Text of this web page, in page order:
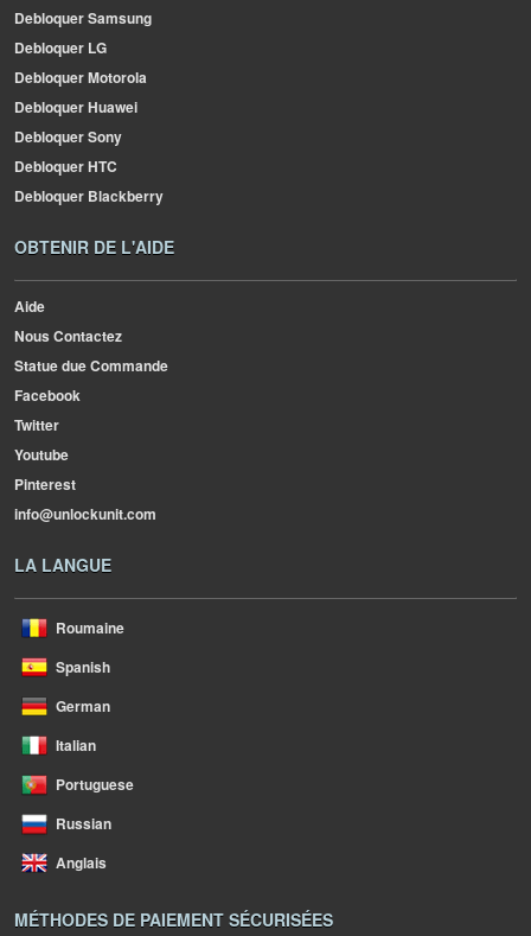
Debloquer Samsung
Debloquer LG
Debloquer Motorola
Debloquer Huawei
Debloquer Sony
Debloquer HTC
Debloquer Blackberry
OBTENIR DE L'AIDE
Aide
Nous Contactez
Statue due Commande
Facebook
Twitter
Youtube
Pinterest
info@unlockunit.com
LA LANGUE
Roumaine
Spanish
German
Italian
Portuguese
Russian
Anglais
MÉTHODES DE PAIEMENT SÉCURISÉES